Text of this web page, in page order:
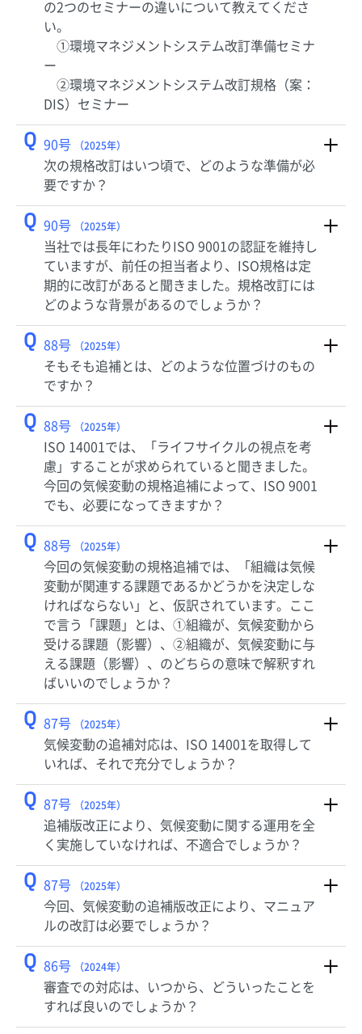
の2つのセミナーの違いについて教えてくださ
い。
①環境マネジメントシステム改訂準備セミナ
ー
②環境マネジメントシステム改訂規格（案：
DIS）セミナー
Q 90号 （2025年）
次の規格改訂はいつ頃で、どのような準備が必
要ですか？
Q 90号 （2025年）
当社では長年にわたりISO 9001の認証を維持し
ていますが、前任の担当者より、ISO規格は定
期的に改訂があると聞きました。規格改訂には
どのような背景があるのでしょうか？
Q 88号 （2025年）
そもそも追補とは、どのような位置づけのもの
ですか？
Q 88号 （2025年）
ISO 14001では、「ライフサイクルの視点を考
慮」することが求められていると聞きました。
今回の気候変動の規格追補によって、ISO 9001
でも、必要になってきますか？
Q 88号 （2025年）
今回の気候変動の規格追補では、「組織は気候
変動が関連する課題であるかどうかを決定しな
ければならない」と、仮訳されています。ここ
で言う「課題」とは、①組織が、気候変動から
受ける課題（影響）、②組織が、気候変動に与
える課題（影響）、のどちらの意味で解釈すれ
ばいいのでしょうか？
Q 87号 （2025年）
気候変動の追補対応は、ISO 14001を取得して
いれば、それで充分でしょうか？
Q 87号 （2025年）
追補版改正により、気候変動に関する運用を全
く実施していなければ、不適合でしょうか？
Q 87号 （2025年）
今回、気候変動の追補版改正により、マニュア
ルの改訂は必要でしょうか？
Q 86号 （2024年）
審査での対応は、いつから、どういったことを
すれば良いのでしょうか？